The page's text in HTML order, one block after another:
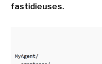
fastidieuses.